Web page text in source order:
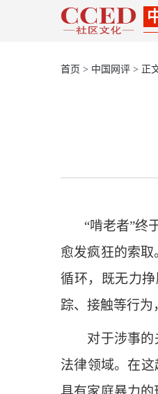
首页 > 中国网评 > 正
“啃老者”终于
愈发疯狂的索
循环，既无力
踪、接触等行为
对于涉事的夫
法律领域。在